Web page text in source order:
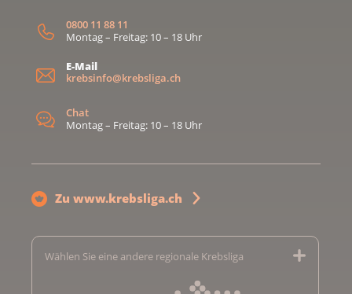
0800 11 88 11
Montag – Freitag: 10 – 18 Uhr
E-Mail
krebsinfo@krebsliga.ch
Chat
Montag – Freitag: 10 – 18 Uhr
Zu www.krebsliga.ch
Wählen Sie eine andere regionale Krebsliga